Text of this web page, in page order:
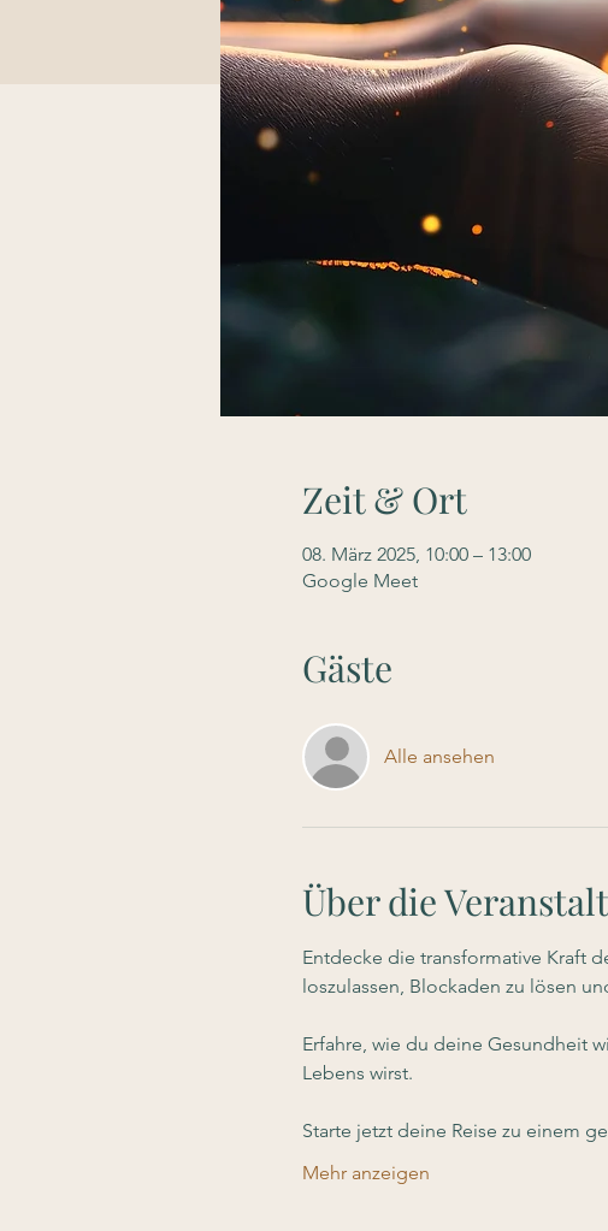
Zeit & Ort
08. März 2025, 10:00 – 13:00
Google Meet
Gäste
Alle ansehen
Über die
Entdecke die transformative Kraft
loszulassen, Blockaden zu lösen
Erfahre, wie du deine Gesundheit
Lebens wirst.
Starte jetzt deine Reise zu einem
Mehr anzeigen